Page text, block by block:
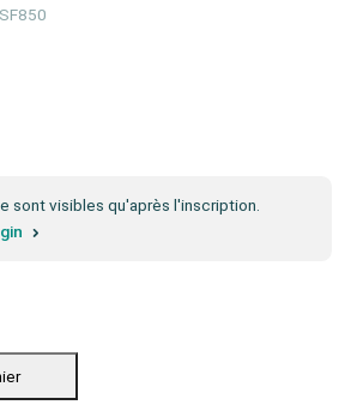
SF850
sont visibles qu'après l'inscription.